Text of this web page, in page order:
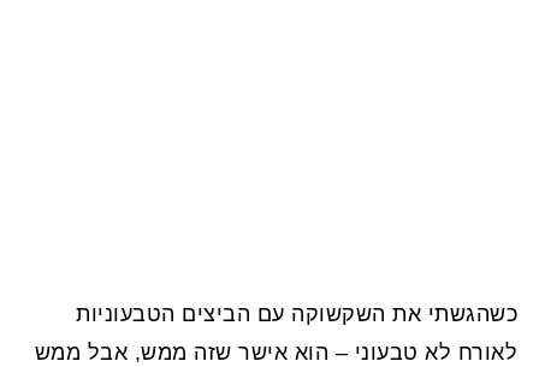
כשהגשתי את השקשוקה עם הביצים הטבעוניות
לאורח לא טבעוני – הוא אישר שזה ממש, אבל ממש